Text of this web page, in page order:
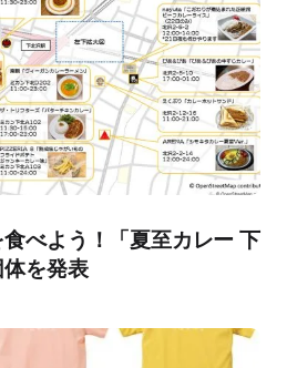
べよう！「夏至カレー 下
を発表